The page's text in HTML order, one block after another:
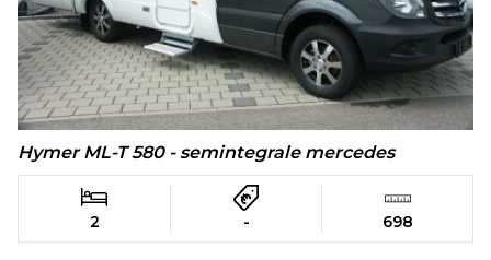
Hymer ML-T 580 - semintegrale mercedes
2 - 698